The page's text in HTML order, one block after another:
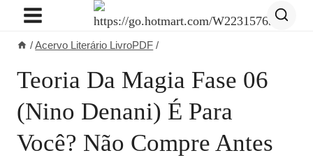
Pular
/Acervo Literário LivroPDF /
Teoria Da Magia Fase 06
(Nino Denani) É Para
Você? Não Compre Antes